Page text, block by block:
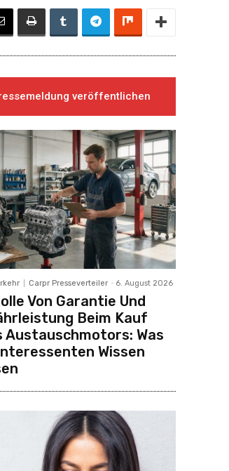
veröffentlichen
Carpr Presseverteiler - 6. August 2026
Von Garantie Und
Beim Kauf
Austauschmotors: Was
Wissen